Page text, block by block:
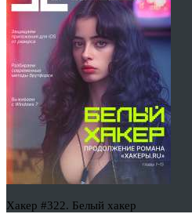
Хакер #322. Белый хакер